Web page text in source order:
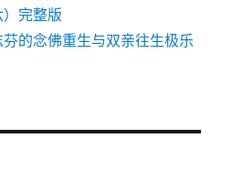
）完整版
的念佛重生与双亲往生极乐